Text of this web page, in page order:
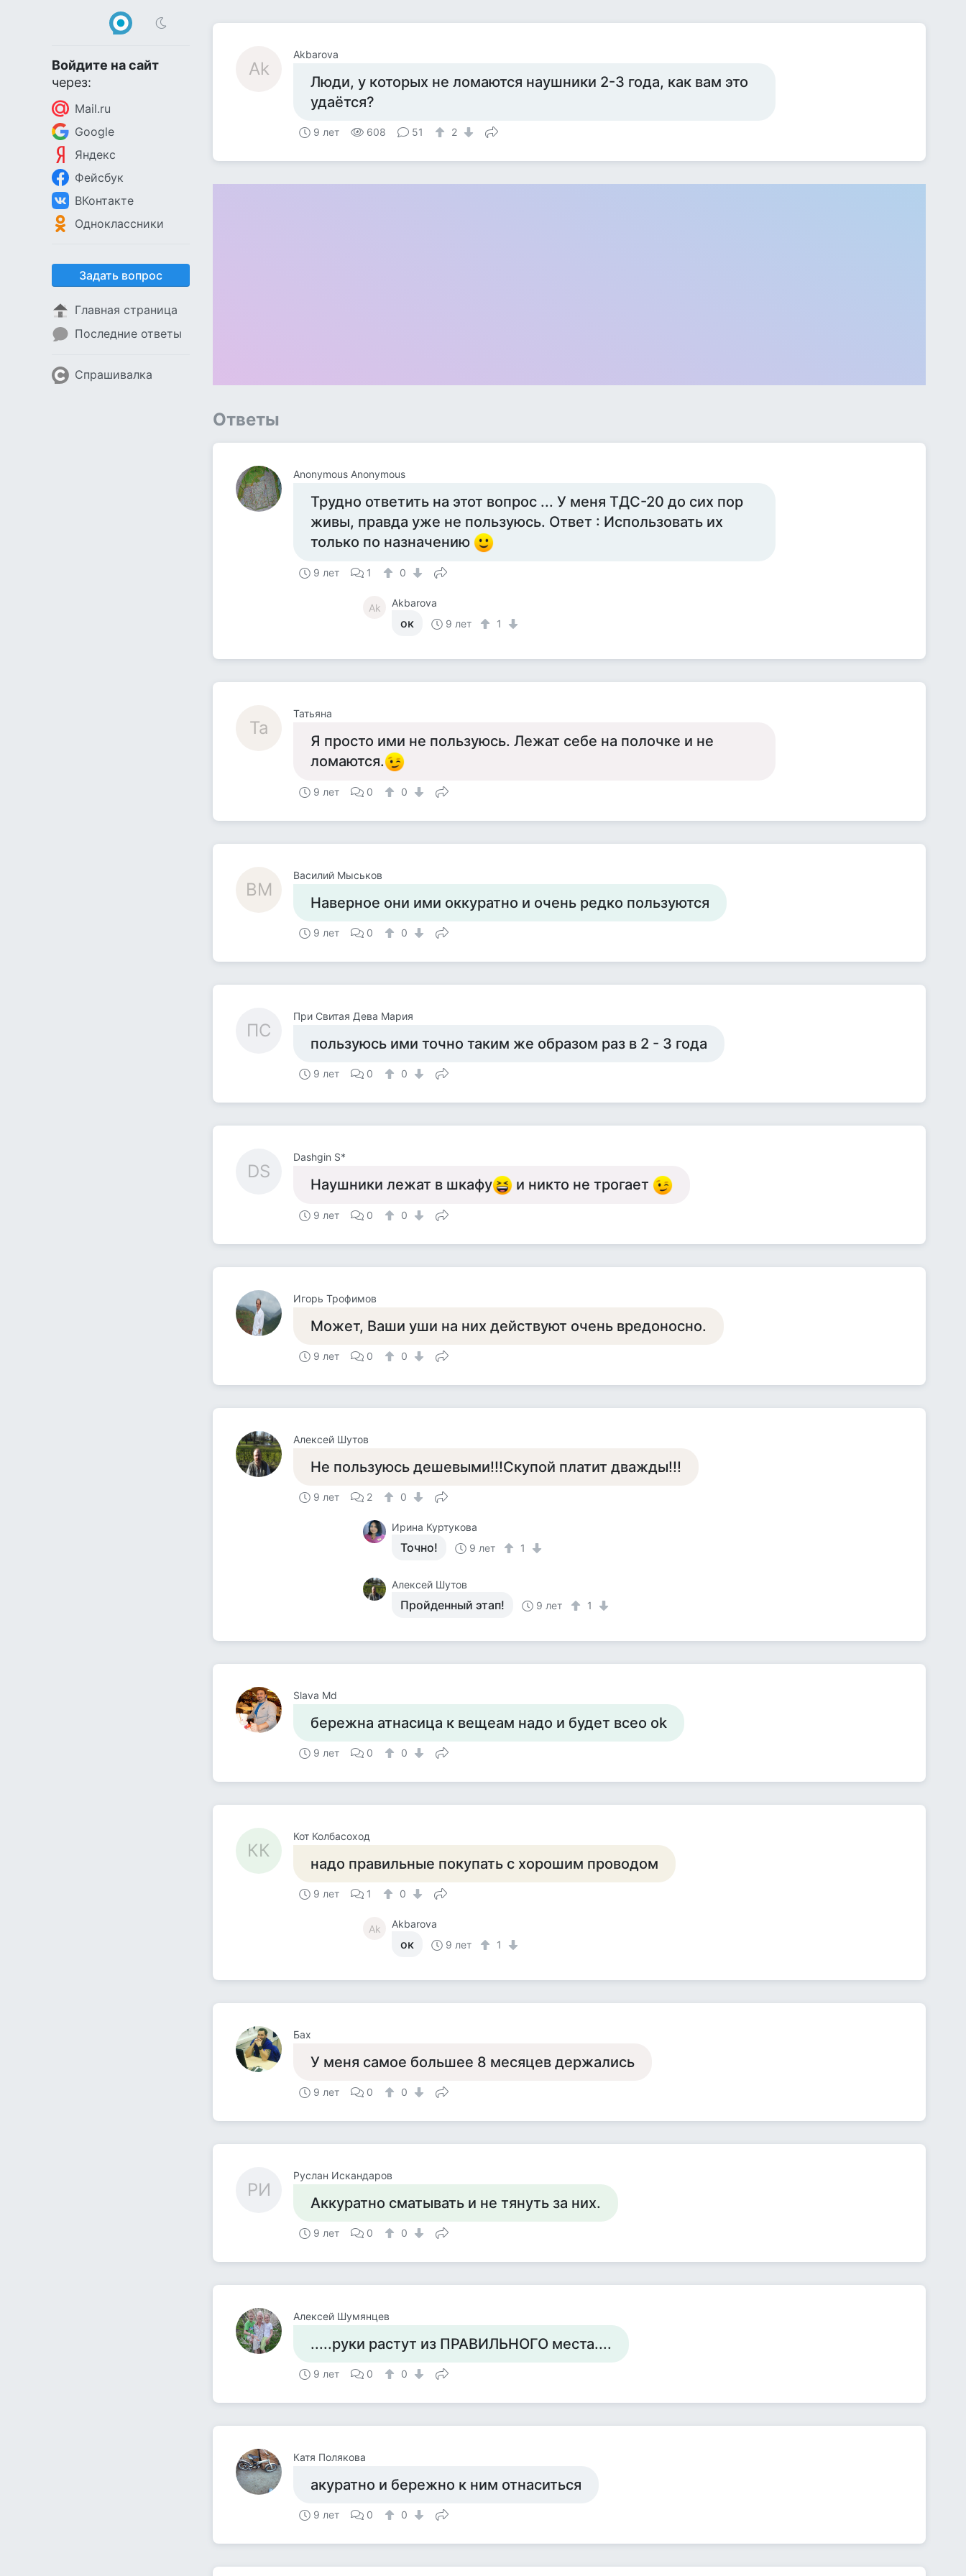
Войдите на сайт
через:
Mail.ru
Google
Яндекс
Фейсбук
ВКонтакте
Одноклассники
Задать вопрос
Главная страница
Последние ответы
Спрашивалка
Ak
Akbarova
Люди, у которых не ломаются наушники 2-3 года, как вам это
удаётся?
9 лет 608 51 2
Ответы
Anonymous Anonymous
Трудно ответить на этот вопрос ... У меня ТДС-20 до сих пор
живы, правда уже не пользуюсь. Ответ : Использовать их
только по назначению
9 лет 1 0
Ak Akbarova
ок 9 лет 1
Та
Татьяна
Я просто ими не пользуюсь. Лежат себе на полочке и не
ломаются.
9 лет 0 0
ВМ
Василий Мыськов
Наверное они ими оккуратно и очень редко пользуются
9 лет 0 0
ПС
При Свитая Дева Мария
пользуюсь ими точно таким же образом раз в 2 - 3 года
9 лет 0 0
DS
Dashgin S*
Наушники лежат в шкафу и никто не трогает
9 лет 0 0
Игорь Трофимов
Может, Ваши уши на них действуют очень вредоносно.
9 лет 0 0
Алексей Шутов
Не пользуюсь дешевыми!!!Скупой платит дважды!!!
9 лет 2 0
Ирина Куртукова
Точно! 9 лет 1
Алексей Шутов
Пройденный этап! 9 лет 1
Slava Md
бережна атнасица к вещеам надо и будет всео ok
9 лет 0 0
КК
Кот Колбасоход
надо правильные покупать с хорошим проводом
9 лет 1 0
Ak Akbarova
ок 9 лет 1
Бах
У меня самое большее 8 месяцев держались
9 лет 0 0
РИ
Руслан Искандаров
Аккуратно сматывать и не тянуть за них.
9 лет 0 0
Алексей Шумянцев
.....руки растут из ПРАВИЛЬНОГО места....
9 лет 0 0
Катя Полякова
акуратно и бережно к ним отнаситься
9 лет 0 0